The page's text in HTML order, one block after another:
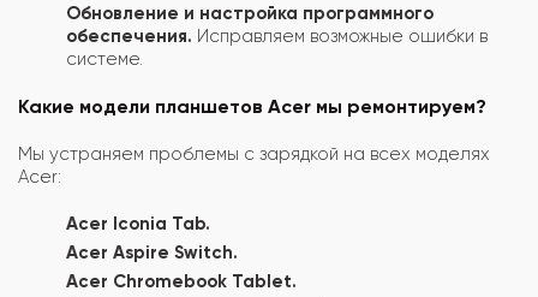
Обновление и настройка программного
обеспечения. Исправляем возможные ошибки в
системе.
Какие модели планшетов Acer мы ремонтируем?
Мы устраняем проблемы с зарядкой на всех моделях
Acer:
Acer Iconia Tab.
Acer Aspire Switch.
Acer Chromebook Tablet.